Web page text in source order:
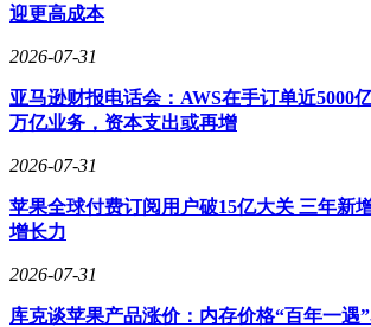
迎更高成本
2026-07-31
亚马逊财报电话会：AWS在手订单近5000
万亿业务，资本支出或再增
2026-07-31
苹果全球付费订阅用户破15亿大关 三年新
增长力
2026-07-31
库克谈苹果产品涨价：内存价格“百年一遇